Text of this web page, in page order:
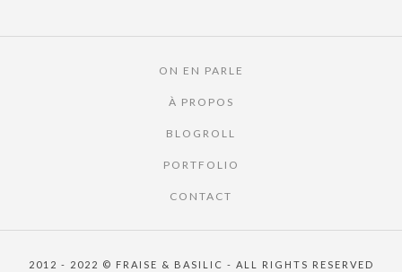
ON EN PARLE
À PROPOS
BLOGROLL
PORTFOLIO
CONTACT
2012 - 2022 © FRAISE & BASILIC - ALL RIGHTS RESERVED